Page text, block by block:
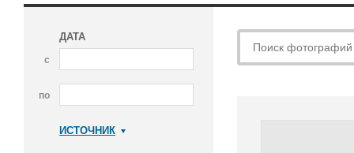
ДАТА
с
по
ИСТОЧНИК